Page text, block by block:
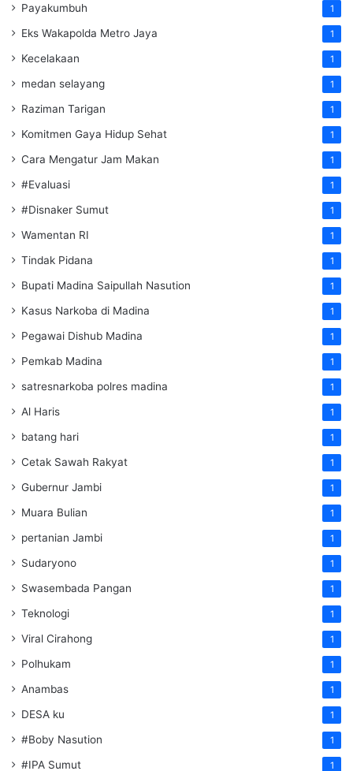
Payakumbuh 1
Eks Wakapolda Metro Jaya 1
Kecelakaan 1
medan selayang 1
Raziman Tarigan 1
Komitmen Gaya Hidup Sehat 1
Cara Mengatur Jam Makan 1
#Evaluasi 1
#Disnaker Sumut 1
Wamentan RI 1
Tindak Pidana 1
Bupati Madina Saipullah Nasution 1
Kasus Narkoba di Madina 1
Pegawai Dishub Madina 1
Pemkab Madina 1
satresnarkoba polres madina 1
Al Haris 1
batang hari 1
Cetak Sawah Rakyat 1
Gubernur Jambi 1
Muara Bulian 1
pertanian Jambi 1
Sudaryono 1
Swasembada Pangan 1
Teknologi 1
Viral Cirahong 1
Polhukam 1
Anambas 1
DESA ku 1
#Boby Nasution 1
#IPA Sumut 1